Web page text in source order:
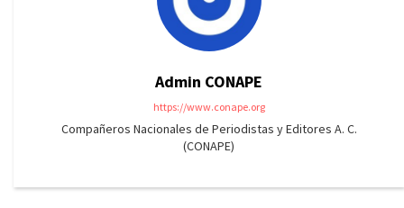
Admin CONAPE
https://www.conape.org
Compañeros Nacionales de Periodistas y Editores A. C.
(CONAPE)